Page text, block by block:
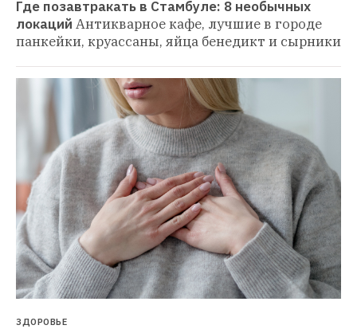
Где позавтракать в Стамбуле: 8 необычных
локаций Антикварное кафе, лучшие в городе
панкейки, круассаны, яйца бенедикт и сырники
ЗДОРОВЬЕ